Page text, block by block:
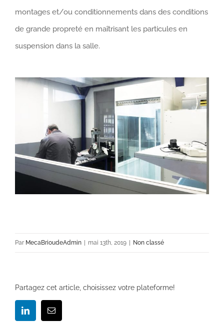
montages et/ou conditionnements dans des conditions
de grande propreté en maîtrisant les particules en
suspension dans la salle.
Par MecaBrioudeAdmin | mai 13th, 2019 | Non classé
Partagez cet article, choisissez votre plateforme!
LinkedInEmail